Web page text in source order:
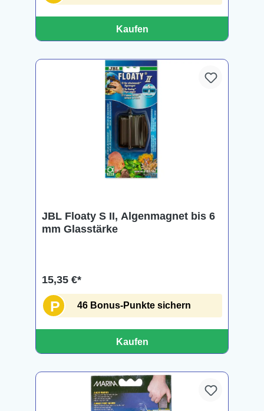
Kaufen
JBL Floaty S II, Algenmagnet bis 6
mm Glasstärke
15,35 €*
P 46 Bonus-Punkte sichern
Kaufen